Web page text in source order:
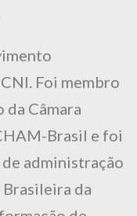
Foi membro
Câmara
Brasil e foi
administração
Brasileira da